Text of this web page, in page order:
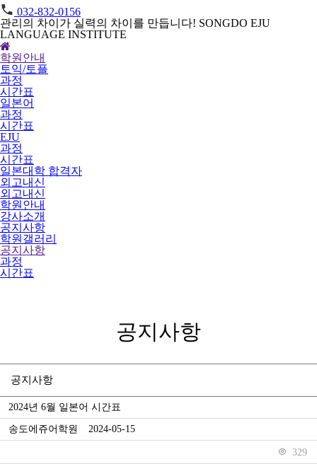
032-832-0156
관리의 차이가 실력의 차이를 만듭니다! SONGDO EJU
LANGUAGE INSTITUTE
학원안내
토익/토플
과정
시간표
일본어
과정
시간표
EJU
과정
시간표
일본대학 합격자
외고내신
외고내신
학원안내
강사소개
공지사항
학원갤러리
공지사항
과정
시간표
공지사항
공지사항
2024년 6월 일본어 시간표
송도에쥬어학원 2024-05-15
329